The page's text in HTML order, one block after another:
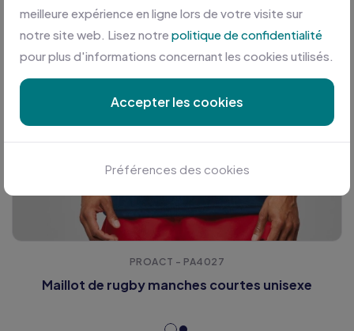
PROACT - PA4027
Maillot de rugby manches courtes unisexe
meilleure expérience en ligne lors de votre visite sur
notre site web. Lisez notre politique de confidentialité
pour plus d'informations concernant les cookies utilisés.
Accepter les cookies
Préférences des cookies